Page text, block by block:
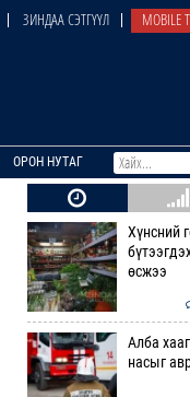
ЗИНДАА СЭТГҮҮЛ MOBILE
ОРОН НУТАГ
Хүнсний
өсжээ
Алба
насыг